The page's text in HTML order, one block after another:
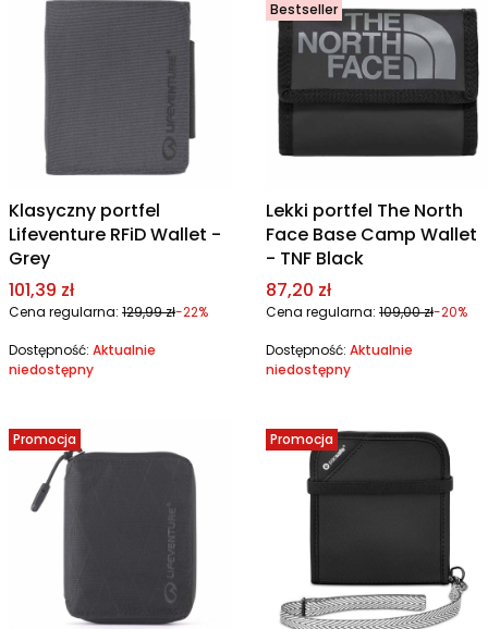
Klasyczny portfel
Lifeventure RFiD Wallet -
Grey
Cena promocyjna
101,39 zł
Cena regularna: 129,99 zł-22%
Dostępność: Aktualnie
niedostępny
Bestseller
Lekki portfel The North
Face Base Camp Wallet
- TNF Black
Cena promocyjna
87,20 zł
Cena regularna: 109,00 zł-20%
Dostępność: Aktualnie
niedostępny
Promocja Promocja